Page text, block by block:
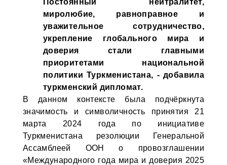
Постоянный нейтралитет,
миролюбие, равноправное и
уважительное сотрудничество,
укрепление глобального мира и
доверия стали главными
приоритетами национальной
политики Туркменистана, - добавила
туркменский дипломат.
В данном контексте была подчёркнута
значимость и символичность принятия 21
марта 2024 года по инициативе
Туркменистана резолюции Генеральной
Ассамблеей ООН о провозглашении
«Международного года мира и доверия 2025